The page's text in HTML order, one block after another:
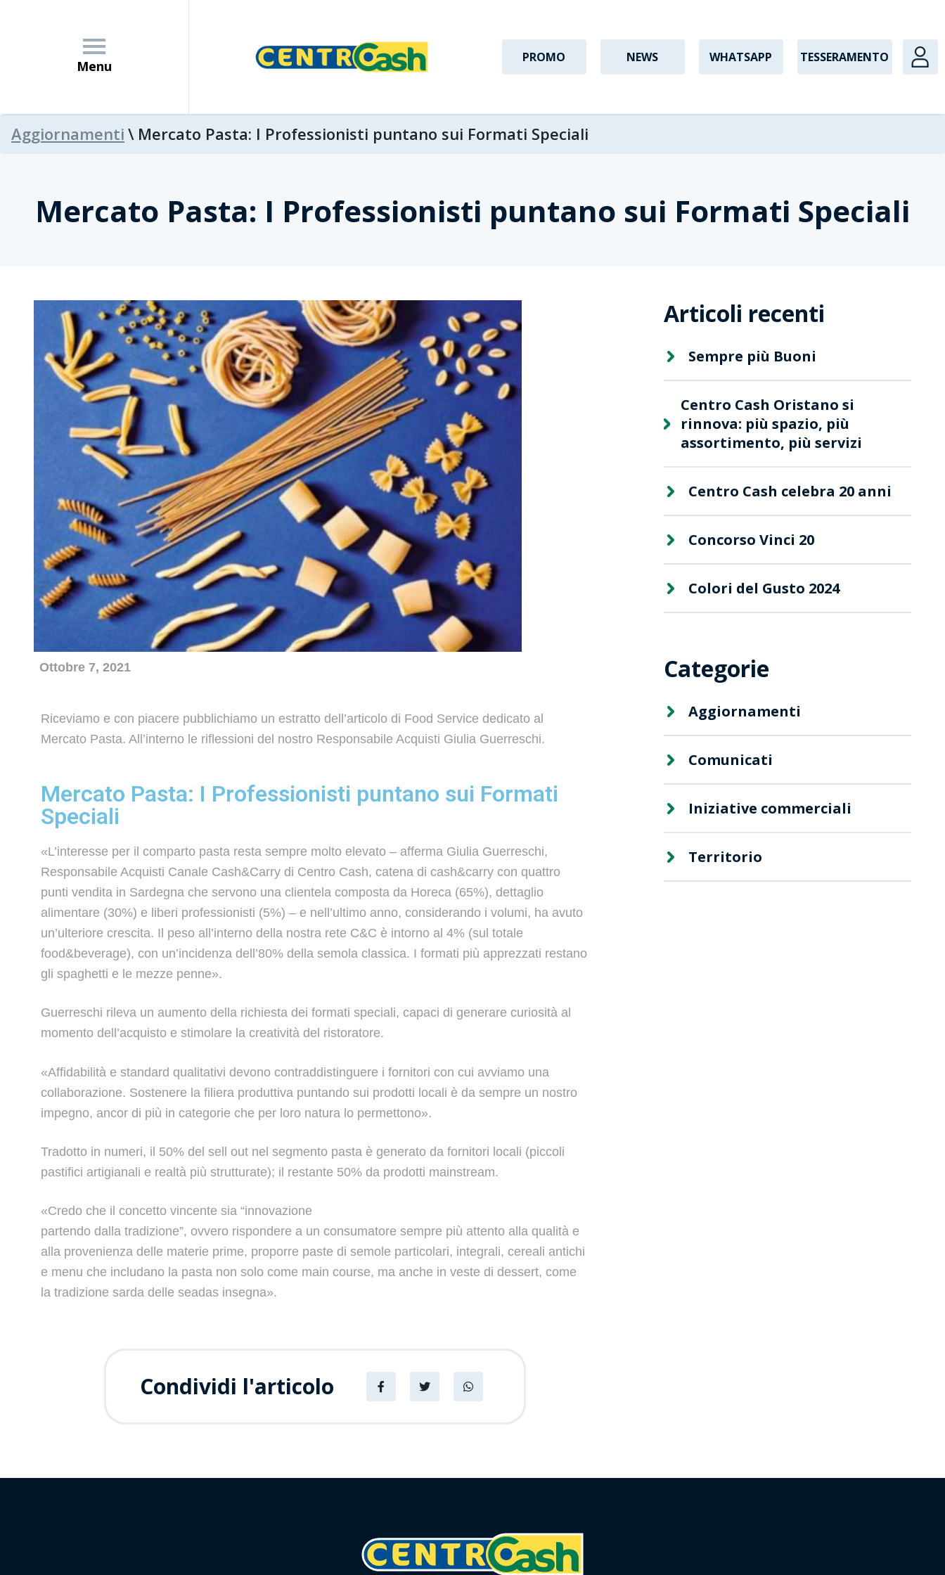
Menu
PROMO NEWS WHATSAPP TESSERAMENTO
Aggiornamenti \ Mercato Pasta: I Professionisti puntano sui Formati Speciali
Assortimento
Viaggio Premio
Contattaci
Area Riservata
Mercato Pasta: I Professionisti puntano sui Formati Speciali
Ottobre 7, 2021
Riceviamo e con piacere pubblichiamo un estratto dell’articolo di Food Service dedicato al
Mercato Pasta. All’interno le riflessioni del nostro Responsabile Acquisti Giulia Guerreschi.
Mercato Pasta: I Professionisti puntano sui Formati
Speciali
«L’interesse per il comparto pasta resta sempre molto elevato – afferma Giulia Guerreschi,
Responsabile Acquisti Canale Cash&Carry di Centro Cash, catena di cash&carry con quattro
punti vendita in Sardegna che servono una clientela composta da Horeca (65%), dettaglio
alimentare (30%) e liberi professionisti (5%) – e nell’ultimo anno, considerando i volumi, ha avuto
un’ulteriore crescita. Il peso all’interno della nostra rete C&C è intorno al 4% (sul totale
food&beverage), con un’incidenza dell’80% della semola classica. I formati più apprezzati restano
gli spaghetti e le mezze penne».
Guerreschi rileva un aumento della richiesta dei formati speciali, capaci di generare curiosità al
momento dell’acquisto e stimolare la creatività del ristoratore.
«Affidabilità e standard qualitativi devono contraddistinguere i fornitori con cui avviamo una
collaborazione. Sostenere la filiera produttiva puntando sui prodotti locali è da sempre un nostro
impegno, ancor di più in categorie che per loro natura lo permettono».
Tradotto in numeri, il 50% del sell out nel segmento pasta è generato da fornitori locali (piccoli
pastifici artigianali e realtà più strutturate); il restante 50% da prodotti mainstream.
«Credo che il concetto vincente sia “innovazione
partendo dalla tradizione”, ovvero rispondere a un consumatore sempre più attento alla qualità e
alla provenienza delle materie prime, proporre paste di semole particolari, integrali, cereali antichi
e menu che includano la pasta non solo come main course, ma anche in veste di dessert, come
la tradizione sarda delle seadas insegna».
Condividi l'articolo
Articoli recenti
Sempre più Buoni
Centro Cash Oristano si
rinnova: più spazio, più
assortimento, più servizi
Centro Cash celebra 20 anni
Concorso Vinci 20
Colori del Gusto 2024
Categorie
Aggiornamenti
Comunicati
Iniziative commerciali
Territorio